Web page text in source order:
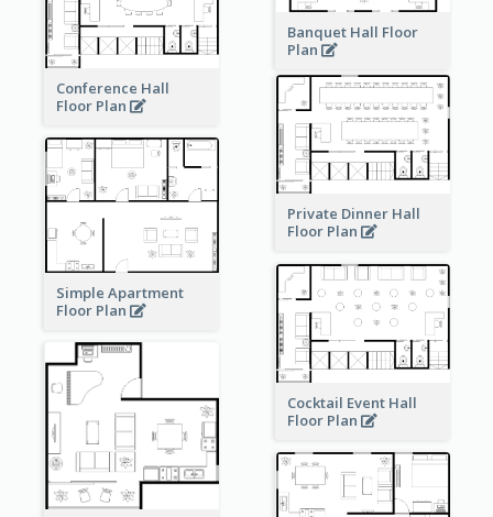
Banquet Hall Floor
Plan
Conference Hall
Floor Plan
Private Dinner Hall
Floor Plan
Simple Apartment
Floor Plan
Cocktail Event Hall
Floor Plan